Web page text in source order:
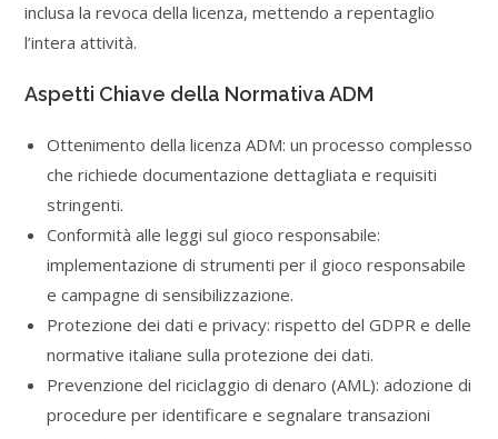
inclusa la revoca della licenza, mettendo a repentaglio
l’intera attività.
Aspetti Chiave della Normativa ADM
Ottenimento della licenza ADM: un processo complesso
che richiede documentazione dettagliata e requisiti
stringenti.
Conformità alle leggi sul gioco responsabile:
implementazione di strumenti per il gioco responsabile
e campagne di sensibilizzazione.
Protezione dei dati e privacy: rispetto del GDPR e delle
normative italiane sulla protezione dei dati.
Prevenzione del riciclaggio di denaro (AML): adozione di
procedure per identificare e segnalare transazioni